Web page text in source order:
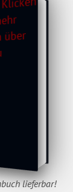
lieferbar!